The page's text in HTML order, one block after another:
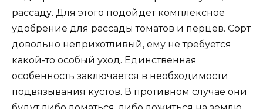
рассаду. Для этого подойдет комплексное
удобрение для рассады томатов и перцев. Сорт
довольно неприхотливый, ему не требуется
какой-то особый уход. Единственная
особенность заключается в необходимости
подвязывания кустов. В противном случае они